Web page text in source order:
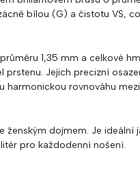
bílou (G) a čistotu VS,
1,35 mm a celkové
prstenu. Jejich precizní
harmonickou rovnováhu
ženským dojmem. Je ideální
pro každodenní nošení.